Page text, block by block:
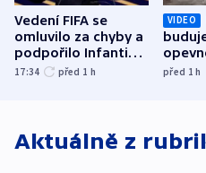
Vedení FIFA se
omluvilo za chyby a
podpořilo Infantina.
UEFA trvá na
17:34 před 1 h
VIDEO
s
před 1h
Aktuálně z